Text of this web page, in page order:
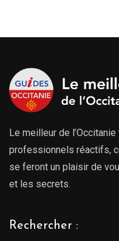
Le meilleur de
professionnels réactifs,
se feront un plaisir de
et les secrets.
Rechercher :